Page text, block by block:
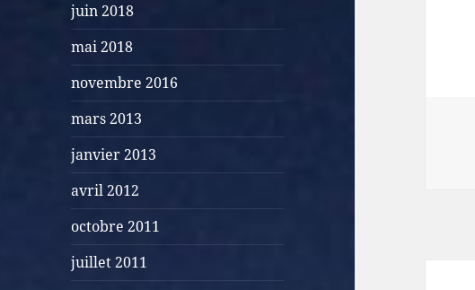
juin 2018
mai 2018
novembre 2016
mars 2013
janvier 2013
avril 2012
octobre 2011
juillet 2011